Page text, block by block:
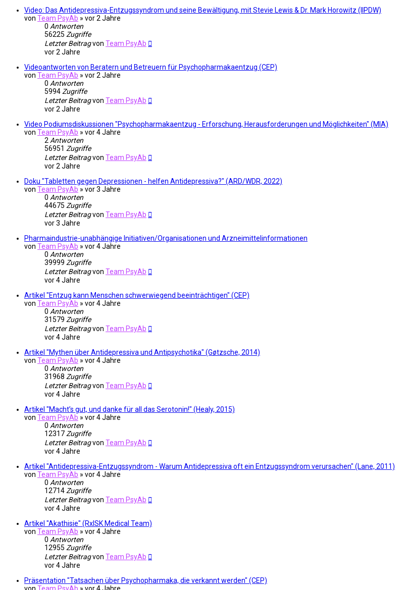
Video: Das Antidepressiva-Entzugssyndrom und seine Bewältigung, mit Stevie Lewis & Dr. Mark Horowitz (IIPDW)
von Team PsyAb » vor 2 Jahre
0 Antworten
56225 Zugriffe
Letzter Beitragvon Team PsyAb
vor 2 Jahre
Videoantworten von Beratern und Betreuern für Psychopharmakaentzug (CEP)
von Team PsyAb » vor 2 Jahre
0 Antworten
5994 Zugriffe
Letzter Beitragvon Team PsyAb
vor 2 Jahre
Video Podiumsdiskussionen "Psychopharmakaentzug - Erforschung, Herausforderungen und Möglichkeiten" (MIA)
von Team PsyAb » vor 4 Jahre
2 Antworten
56951 Zugriffe
Letzter Beitragvon Team PsyAb
vor 2 Jahre
Doku "Tabletten gegen Depressionen - helfen Antidepressiva?" (ARD/WDR, 2022)
von Team PsyAb » vor 3 Jahre
0 Antworten
44675 Zugriffe
Letzter Beitragvon Team PsyAb
vor 3 Jahre
Pharmaindustrie-unabhängige Initiativen/Organisationen und Arzneimittelinformationen
von Team PsyAb » vor 4 Jahre
0 Antworten
39999 Zugriffe
Letzter Beitragvon Team PsyAb
vor 4 Jahre
Artikel "Entzug kann Menschen schwerwiegend beeinträchtigen" (CEP)
von Team PsyAb » vor 4 Jahre
0 Antworten
31579 Zugriffe
Letzter Beitragvon Team PsyAb
vor 4 Jahre
Artikel "Mythen über Antidepressiva und Antipsychotika" (Gøtzsche, 2014)
von Team PsyAb » vor 4 Jahre
0 Antworten
31968 Zugriffe
Letzter Beitragvon Team PsyAb
vor 4 Jahre
Artikel "Macht’s gut, und danke für all das Serotonin!" (Healy, 2015)
von Team PsyAb » vor 4 Jahre
0 Antworten
12317 Zugriffe
Letzter Beitragvon Team PsyAb
vor 4 Jahre
Artikel "Antidepressiva-Entzugssyndrom - Warum Antidepressiva oft ein Entzugssyndrom verursachen" (Lane, 2011)
von Team PsyAb » vor 4 Jahre
0 Antworten
12714 Zugriffe
Letzter Beitragvon Team PsyAb
vor 4 Jahre
Artikel "Akathisie" (RxISK Medical Team)
von Team PsyAb » vor 4 Jahre
0 Antworten
12955 Zugriffe
Letzter Beitragvon Team PsyAb
vor 4 Jahre
Präsentation "Tatsachen über Psychopharmaka, die verkannt werden" (CEP)